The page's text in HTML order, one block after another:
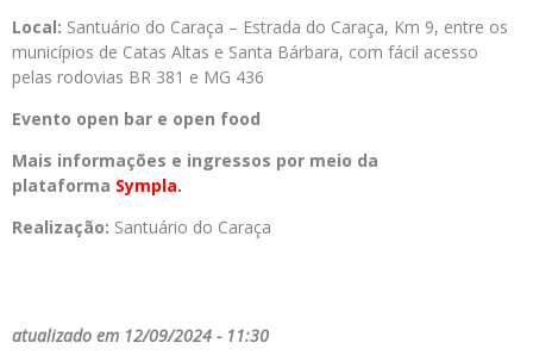
Local: Santuário do Caraça – Estrada do Caraça, Km 9, entre os
municípios de Catas Altas e Santa Bárbara, com fácil acesso
pelas rodovias BR 381 e MG 436
Evento open bar e open food
Mais informações e ingressos por meio da
plataforma Sympla.
Realização: Santuário do Caraça
atualizado em 12/09/2024 - 11:30